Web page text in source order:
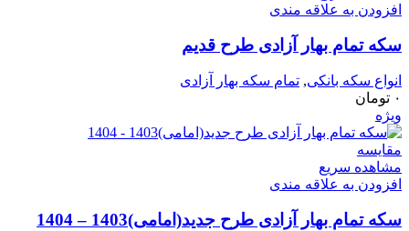
افزودن به علاقه مندی
سکه تمام بهار آزادی طرح قدیم
انواع سکه بانکی, تمام سکه بهار آزادی
۰ تومان
ویژه
مقایسه
مشاهده سریع
افزودن به علاقه مندی
سکه تمام بهار آزادی طرح جدید(امامی)1403 – 1404